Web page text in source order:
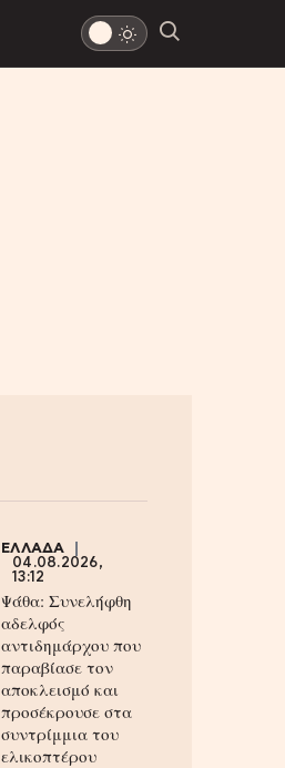
ΕΛΛΑΔΑ
04.08.2026,
13:12
Ψάθα: Συνελήφθη
αδελφός
αντιδημάρχου που
παραβίασε τον
αποκλεισμό και
προσέκρουσε στα
συντρίμμια του
ελικοπτέρου